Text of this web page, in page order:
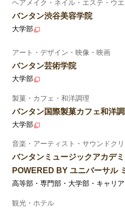
ヘアメイク・ネイル・エステ・ウ
バンタン渋谷美容学院
大学部
アート・デザイン・映像・映画
バンタン芸術学院
大学部
製菓・カフェ・和洋調理
バンタン国際製菓カフェ和洋
大学部
音楽・アーティスト・サウンドク
バンタンミュージックアカデ
POWERED BY ユニバーサル
高等部・専門部・大学部・キャリア
観光・ホテル